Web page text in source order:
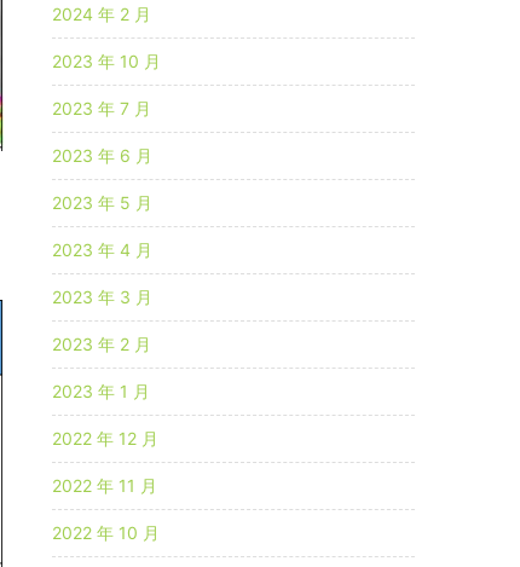
2024 年 2 月
2023 年 10 月
2023 年 7 月
2023 年 6 月
2023 年 5 月
2023 年 4 月
2023 年 3 月
2023 年 2 月
2023 年 1 月
2022 年 12 月
2022 年 11 月
2022 年 10 月